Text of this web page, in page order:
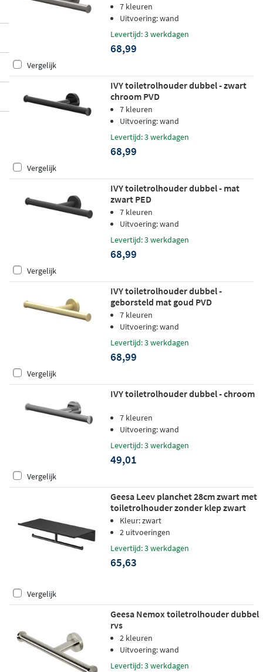
7 kleuren
Uitvoering: wand
Levertijd: 3 werkdagen
68,99
Vergelijk
IVY toiletrolhouder dubbel - zwart
chroom PVD
7 kleuren
Uitvoering: wand
Levertijd: 3 werkdagen
68,99
Vergelijk
IVY toiletrolhouder dubbel - mat
zwart PED
7 kleuren
Uitvoering: wand
Levertijd: 3 werkdagen
68,99
Vergelijk
IVY toiletrolhouder dubbel -
geborsteld mat goud PVD
7 kleuren
Uitvoering: wand
Levertijd: 3 werkdagen
68,99
Vergelijk
IVY toiletrolhouder dubbel - chroom
7 kleuren
Uitvoering: wand
Levertijd: 3 werkdagen
49,01
Vergelijk
Geesa Leev planchet 28cm zwart met
toiletrolhouder zonder klep zwart
Kleur: zwart
2 uitvoeringen
Levertijd: 3 werkdagen
65,63
Vergelijk
Geesa Nemox toiletrolhouder dubbel
rvs
2 kleuren
Uitvoering: wand
Levertijd: 3 werkdagen